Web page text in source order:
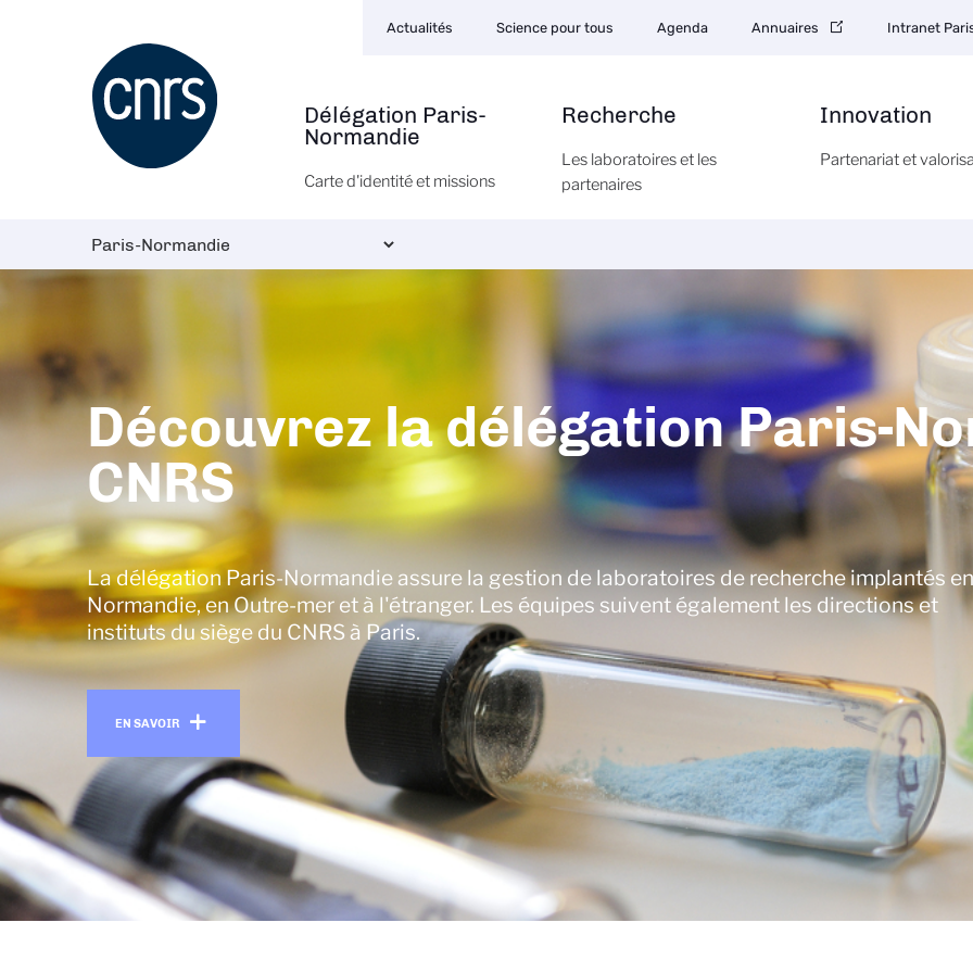
Navigation
Délégation Paris-
Normandie
Carte d'identité et missions
Recherche
Les laboratoires et les
partenaires
Innovation
Partenariat et
secondaire
Actualités Science pour tous Agenda Annuaires Intranet
Découvrez la délégation Paris-
CNRS
La délégation Paris-Normandie assure la gestion de laboratoires de recherche implantés en
Normandie, en Outre-mer et à l'étranger. Les équipes suivent également les directions et
instituts du siège du CNRS à Paris.
En savoir plus
EN SAVOIR